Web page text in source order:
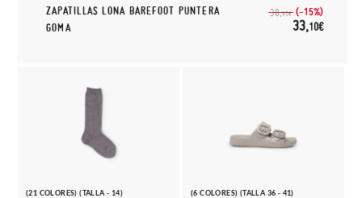
ZAPATILLAS LONA BAREFOOT PUNTERA
GOMA
38,95€ (-15%)
33,10€
(21 COLORES) (TALLA - 14) (6 COLORES) (TALLA 36 - 41)